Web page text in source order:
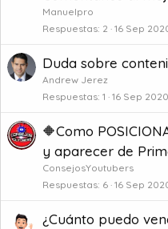
Manuelpro
Respuestas 2 16 Sep
Duda sobre
Andrew Jerez
Respuestas 1 16 Sep 2020
🔶️Como
y aparecer de
ConsejosYoutubers
Respuestas 6 16 Sep
¿Cuánto puedo